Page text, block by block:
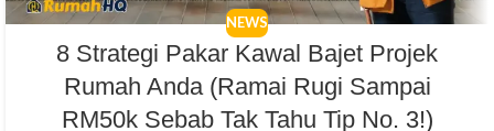
NEWS
8 Strategi Pakar Kawal Bajet Projek
Rumah Anda (Ramai Rugi Sampai
RM50k Sebab Tak Tahu Tip No. 3!)